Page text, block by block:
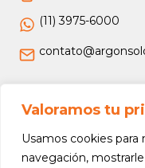
Valoramos tu
Usamos cookies para
navegación,
(11) 3975-6000
Jurídico
Termos e
Política de